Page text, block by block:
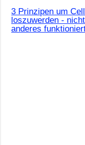
3 Prinzipen um
loszuwerden -
anderes